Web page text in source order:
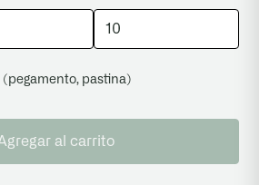
pastina)
al carrito